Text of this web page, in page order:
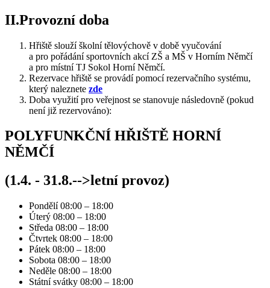
II.Provozní doba
Hřiště slouží školní tělovýchově v době vyučování
a pro pořádání sportovních akcí ZŠ a MŠ v Horním Němčí
a pro místní TJ Sokol Horní Němčí.
Rezervace hřiště se provádí pomocí rezervačního systému,
který naleznete zde
Doba využití pro veřejnost se stanovuje následovně (pokud
není již rezervováno):
POLYFUNKČNÍ HŘIŠTĚ HORNÍ
NĚMČÍ
(1.4. - 31.8.-->letní provoz)
Pondělí 08:00 – 18:00
Úterý 08:00 – 18:00
Středa 08:00 – 18:00
Čtvrtek 08:00 – 18:00
Pátek 08:00 – 18:00
Sobota 08:00 – 18:00
Neděle 08:00 – 18:00
Státní svátky 08:00 – 18:00